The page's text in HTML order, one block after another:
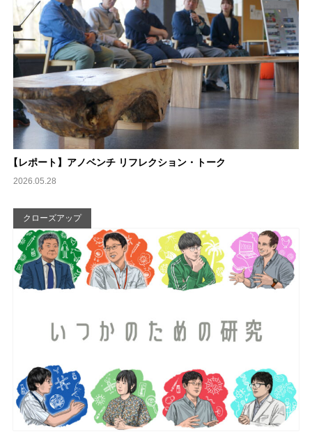
【レポート】アノベンチ リフレクション・トーク
2026.05.28
クローズアップ